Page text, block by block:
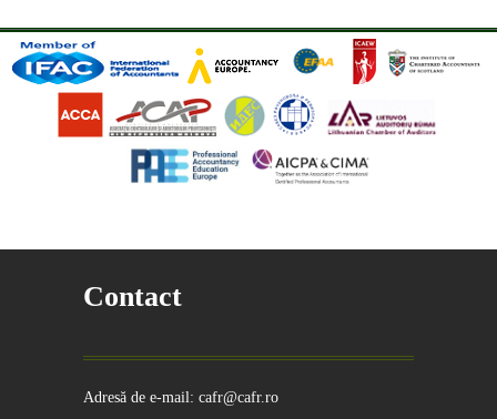
Contact
Adresă de e-mail: cafr@cafr.ro